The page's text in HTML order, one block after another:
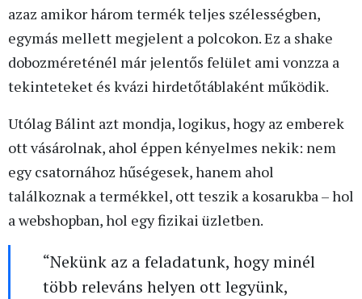
azaz amikor három termék teljes szélességben,
egymás mellett megjelent a polcokon. Ez a shake
dobozméreténél már jelentős felület ami vonzza a
tekinteteket és kvázi hirdetőtáblaként működik.
Utólag Bálint azt mondja, logikus, hogy az emberek
ott vásárolnak, ahol éppen kényelmes nekik: nem
egy csatornához hűségesek, hanem ahol
találkoznak a termékkel, ott teszik a kosarukba – hol
a webshopban, hol egy fizikai üzletben.
“Nekünk az a feladatunk, hogy minél
több releváns helyen ott legyünk,